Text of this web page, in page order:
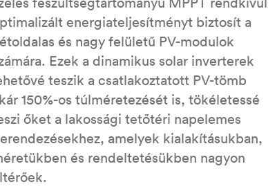
energiateljesítményt biztosít a
és nagy felületű PV-modulok
Ezek a dinamikus solar inverterek
teszik a csatlakoztatott PV-tömb
150%-os túlméretezését is, tökéletessé
őket a lakossági tetőtéri napelemes
amelyek kialakításukban,
és rendeltetésükben nagyon